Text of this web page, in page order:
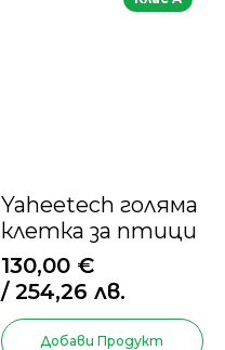
Yaheetech голяма
клетка за птици
130,00 €
/ 254,26 лв.
Добави Продукт